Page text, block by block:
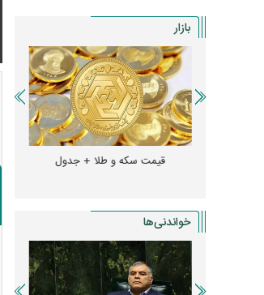
دشمنان می‌دانند چه کسانی را ترور می‌کنند
خبر مربوط به محسن رضایی از خروجی یک خبرگزاری
بازار
قیمت سکه و طلا + جدول
خواندنی‌ها